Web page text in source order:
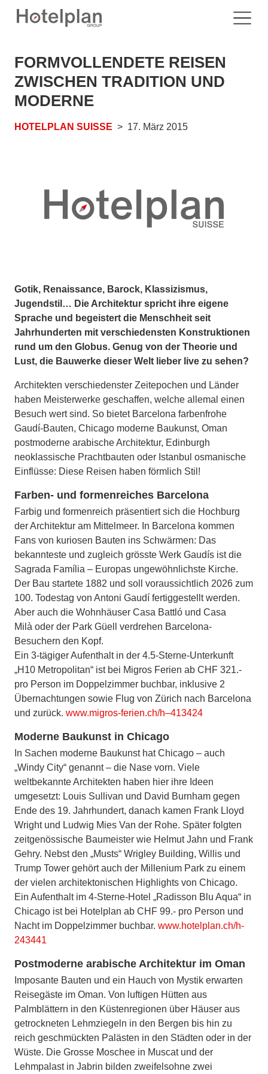
FORMVOLLENDETE REISEN
ZWISCHEN TRADITION UND
MODERNE
HOTELPLAN SUISSE 17. März 2015
Gotik, Renaissance, Barock, Klassizismus,
Jugendstil… Die Architektur spricht ihre eigene
Sprache und begeistert die Menschheit seit
Jahrhunderten mit verschiedensten Konstruktionen
rund um den Globus. Genug von der Theorie und
Lust, die Bauwerke dieser Welt lieber live zu sehen?
Architekten verschiedenster Zeitepochen und Länder
haben Meisterwerke geschaffen, welche allemal einen
Besuch wert sind. So bietet Barcelona farbenfrohe
Gaudí-Bauten, Chicago moderne Baukunst, Oman
postmoderne arabische Architektur, Edinburgh
neoklassische Prachtbauten oder Istanbul osmanische
Einflüsse: Diese Reisen haben förmlich Stil!
Farben- und formenreiches Barcelona
Farbig und formenreich präsentiert sich die Hochburg
der Architektur am Mittelmeer. In Barcelona kommen
Fans von kuriosen Bauten ins Schwärmen: Das
bekannteste und zugleich grösste Werk Gaudís ist die
Sagrada Família – Europas ungewöhnlichste Kirche.
Der Bau startete 1882 und soll voraussichtlich 2026 zum
100. Todestag von Antoni Gaudí fertiggestellt werden.
Aber auch die Wohnhäuser Casa Battló und Casa
Milà oder der Park Güell verdrehen Barcelona-
Besuchern den Kopf.
Ein 3-tägiger Aufenthalt in der 4.5-Sterne-Unterkunft
„H10 Metropolitan“ ist bei Migros Ferien ab CHF 321.-
pro Person im Doppelzimmer buchbar, inklusive 2
Übernachtungen sowie Flug von Zürich nach Barcelona
und zurück. www.migros-ferien.ch/h–413424
Moderne Baukunst in Chicago
In Sachen moderne Baukunst hat Chicago – auch
„Windy City“ genannt – die Nase vorn. Viele
weltbekannte Architekten haben hier ihre Ideen
umgesetzt: Louis Sullivan und David Burnham gegen
Ende des 19. Jahrhundert, danach kamen Frank Lloyd
Wright und Ludwig Mies Van der Rohe. Später folgten
zeitgenössische Baumeister wie Helmut Jahn und Frank
Gehry. Nebst den „Musts“ Wrigley Building, Willis und
Trump Tower gehört auch der Millenium Park zu einem
der vielen architektonischen Highlights von Chicago.
Ein Aufenthalt im 4-Sterne-Hotel „Radisson Blu Aqua“ in
Chicago ist bei Hotelplan ab CHF 99.- pro Person und
Nacht im Doppelzimmer buchbar. www.hotelplan.ch/h-
243441
Postmoderne arabische Architektur im Oman
Imposante Bauten und ein Hauch von Mystik erwarten
Reisegäste im Oman. Von luftigen Hütten aus
Palmblättern in den Küstenregionen über Häuser aus
getrockneten Lehmziegeln in den Bergen bis hin zu
reich geschmückten Palästen in den Städten oder in der
Wüste. Die Grosse Moschee in Muscat und der
Lehmpalast in Jabrin bilden zweifelsohne zwei